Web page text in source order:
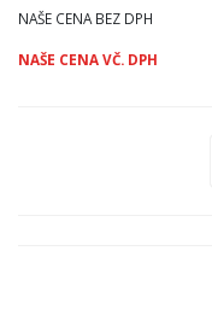
NAŠE CENA BEZ DPH
NAŠE CENA VČ. DPH